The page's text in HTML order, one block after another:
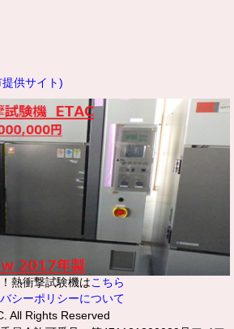
供サイト)
熱衝撃試験機はこちら
シーポリシーについて
All Rights Reserved